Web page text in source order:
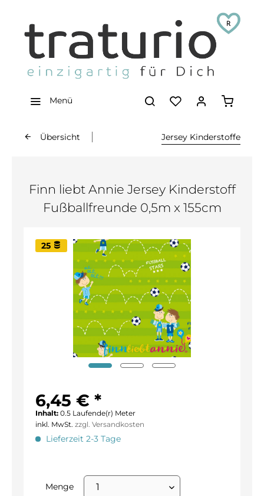
Menü
Übersicht Jersey Kinderstoffe
Finn liebt Annie Jersey Kinderstoff
Fußballfreunde 0,5m x 155cm
25
6,45 € *
Inhalt: 0.5 Laufende(r) Meter
inkl. MwSt. zzgl. Versandkosten
Lieferzeit 2-3 Tage
Menge